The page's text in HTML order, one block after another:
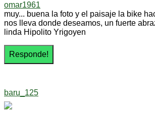
omar1961
muy... buena la foto y el paisaje la bike
nos lleva donde deseamos, un fuerte
linda Hipolito Yrigoyen
baru_125